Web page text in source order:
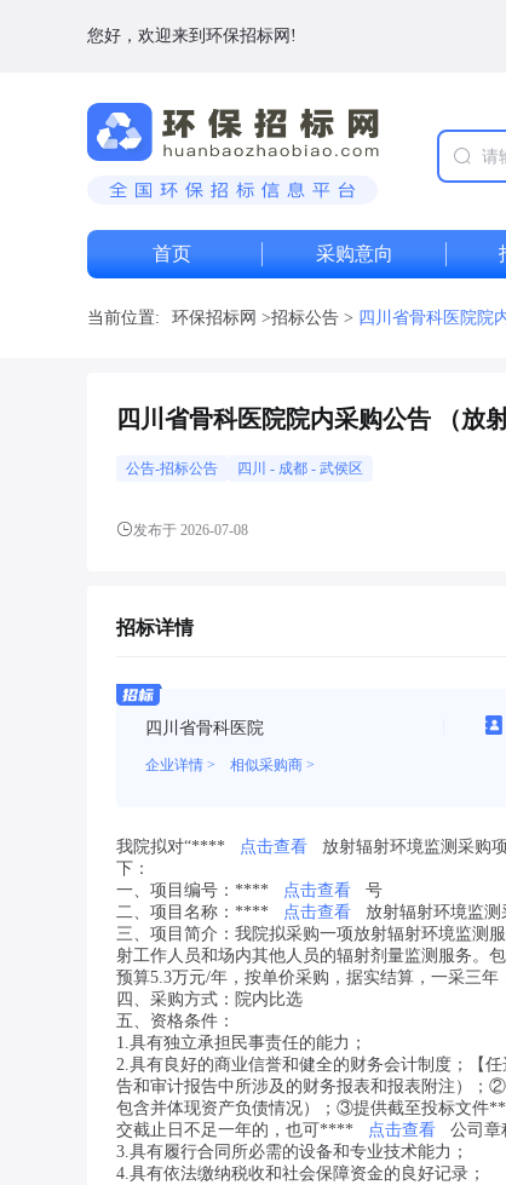
您好，欢迎来到环保招标网!
首页 采购意向
当前位置: 环保招标网 >招标公告 > 四川省骨科医院院
四川省骨科医院院内采购公告 （放
公告-招标公告 四川 - 成都 - 武侯区
发布于 2026-07-08
招标详情
四川省骨科医院
企业详情 > 相似采购商 >
我院拟对“**** 点击查看
放射辐射环境监测采购
下：
一、项目编号： **** 点击查看
号
二、项目名称：****
点击查看
放射辐射环境监测
三、项目简介：我院拟采购一项放射辐射环境监测
射工作人员和场内其他人员的辐射剂量监测服务。
预算5.3万元/年，按单价采购，据实结算，一采三年
四、采购方式：院内比选
五、资格条件：
1.具有独立承担民事责任的能力；
2.具有良好的商业信誉和健全的财务会计制度；【
告和审计报告中所涉及的财务报表和报表附注）；
包含并体现资产负债情况）；③提供截至投标文件
交截止日不足一年的，也可****
点击查看
公司章
3.具有履行合同所必需的设备和专业技术能力；
4.具有依法缴纳税收和社会保障资金的良好记录；